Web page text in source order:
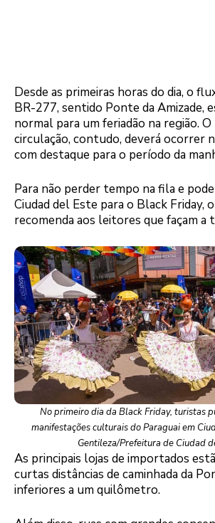
Desde as primeiras horas do dia, o
BR-277, sentido Ponte da Amizade,
normal para um feriadão na região. O
circulação, contudo, deverá ocorrer
com destaque para o período da
Para não perder tempo na fila e
Ciudad del Este para o Black Friday, o
recomenda aos leitores que façam a
No primeiro dia da Black Friday, turistas
manifestações culturais do Paraguai em
Gentileza/Prefeitura de Ciudad
As principais lojas de importados
curtas distâncias de caminhada da
inferiores a um quilômetro.